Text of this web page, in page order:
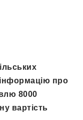
про
8000
вартість